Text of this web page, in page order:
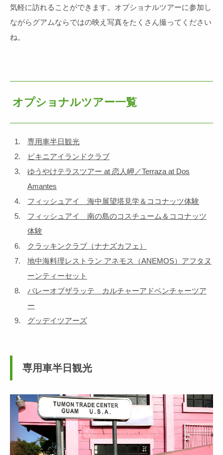
気軽に訪れることができます。オプショナルツアーに参加し
ながらグアムならではの映え写真をたくさん撮ってください
ね。
オプショナルツアー一覧
専用車半日観光
ビキニアイランドクラブ
ゆうやけテラスツアー at 恋人岬／Terraza at Dos
Amantes
フィッシュアイ 海中展望塔見学＆ココナッツ体験
フィッシュアイ 南の島のコスチューム＆ココナッツ
体験
クラッキンクラブ（ナナズカフェ）
地中海料理レストラン アネモス（ANEMOS）アフタヌ
ーンティーセット
バレーオブザラッテ カルチャーアドベンチャーツア
ー
グッデイツアーズ
専用車半日観光